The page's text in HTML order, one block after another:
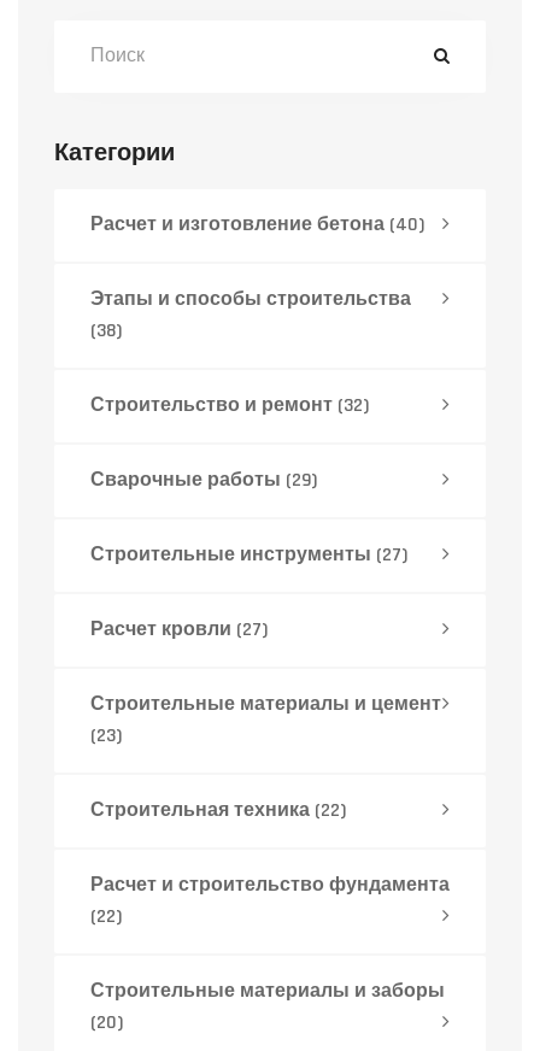
Категории
Расчет и изготовление бетона (40)
Этапы и способы строительства
(38)
Строительство и ремонт (32)
Сварочные работы (29)
Строительные инструменты (27)
Расчет кровли (27)
Строительные материалы и цемент
(23)
Строительная техника (22)
Расчет и строительство фундамента
(22)
Строительные материалы и заборы
(20)